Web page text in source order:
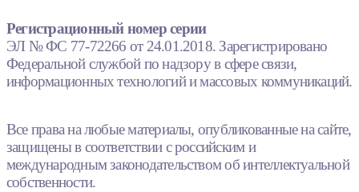
Регистрационный номер серии
ЭЛ № ФС 77-72266 от 24.01.2018. Зарегистрировано
Федеральной службой по надзору в сфере связи,
информационных технологий и массовых коммуникаций.
Все права на любые материалы, опубликованные на сайте,
защищены в соответствии с российским и
международным законодательством об интеллектуальной
собственности.